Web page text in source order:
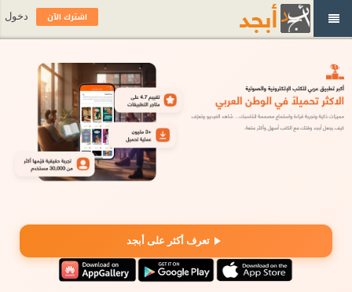
تعرف أكثر على أبجد
اشترك الآن دخول